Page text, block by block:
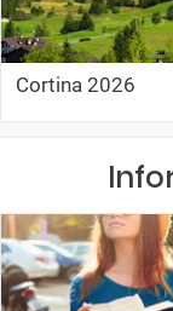
Cortina 2026